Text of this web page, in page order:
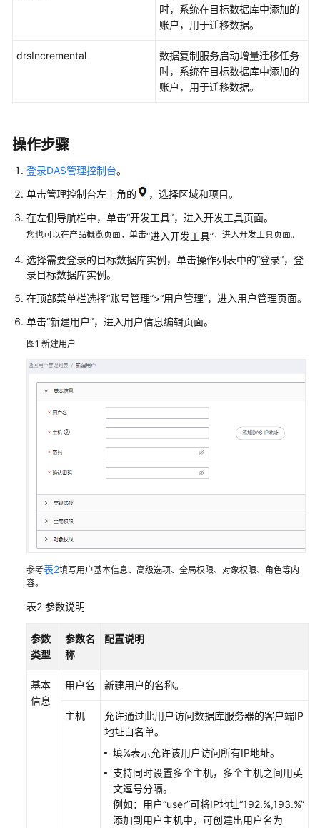
RDS
RDS
for
PostgreSQL
RDS
for
MariaDB
GaussDB
TaurusDB
账
号
辑
用
户
信
息
删
除
用
户
信
时，系统在目标数据库中添加的
账户，用于迁移数据。
drsIncremental
数据复制服务启动增量迁移任务
时，系统在目标数据库中添加的
账户，用于迁移数据。
操作步骤
登录DAS管理控制台。
单击管理控制台左上角的
，选择区域和项目。
在左侧导航栏中，单击“开发工具”，进入开发工具页面。
您也可以在产品概览页面，单击“进入开发工具”，进入开发工具页面。
选择需要登录的目标数据库实例，单击操作列表中的“登录”，登
录目标数据库实例。
在顶部菜单栏选择“账号管理”>“用户管理”，进入用户管理页面。
单击“新建用户”，进入用户信息编辑页面。
图1 新建用户
参考表2填写用户基本信息、高级选项、全局权限、对象权限、角色等内
容。
表2 参数说明
参数
类型
参数名
称
配置说明
基本
信息
用户名 新建用户的名称。
主机
允许通过此用户访问数据库服务器的客户端IP
地址白名单。
填%表示允许该用户访问所有IP地址。
支持同时设置多个主机，多个主机之间用英
文逗号分隔。
例如：用户“user”可将IP地址“192.%,193.%”
添加到用户主机中，可创建出用户名为